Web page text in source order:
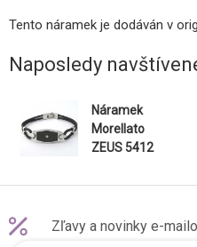
Tento náramek je dodáván v
Naposledy
Náramek
Morellato
ZEUS 5412
Zľavy a novinky e-